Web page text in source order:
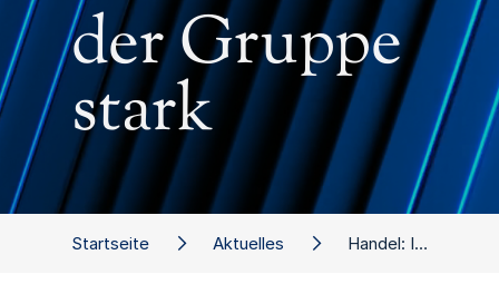
Startseite Aktuelles Handel: In der Gruppe stark
der Gruppe
stark